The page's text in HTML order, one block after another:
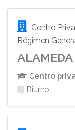
Centro
Régimen
Centro
Diurno